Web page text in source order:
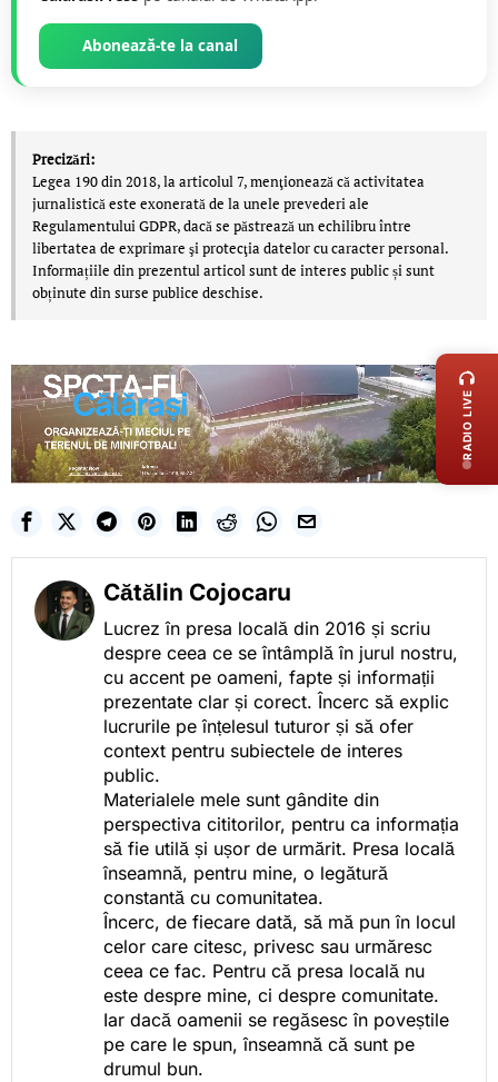
Abonează-te la canal
Precizări:
Legea 190 din 2018, la articolul 7, menţionează că activitatea
jurnalistică este exonerată de la unele prevederi ale
Regulamentului GDPR, dacă se păstrează un echilibru între
libertatea de exprimare şi protecţia datelor cu caracter personal.
Informațiile din prezentul articol sunt de interes public și sunt
obținute din surse publice deschise.
Cătălin Cojocaru
Lucrez în presa locală din 2016 și scriu
despre ceea ce se întâmplă în jurul nostru,
cu accent pe oameni, fapte și informații
prezentate clar și corect. Încerc să explic
lucrurile pe înțelesul tuturor și să ofer
context pentru subiectele de interes
public.
Materialele mele sunt gândite din
perspectiva cititorilor, pentru ca informația
să fie utilă și ușor de urmărit. Presa locală
înseamnă, pentru mine, o legătură
constantă cu comunitatea.
Încerc, de fiecare dată, să mă pun în locul
celor care citesc, privesc sau urmăresc
ceea ce fac. Pentru că presa locală nu
este despre mine, ci despre comunitate.
Iar dacă oamenii se regăsesc în poveștile
pe care le spun, înseamnă că sunt pe
drumul bun.
RADIO LIVE